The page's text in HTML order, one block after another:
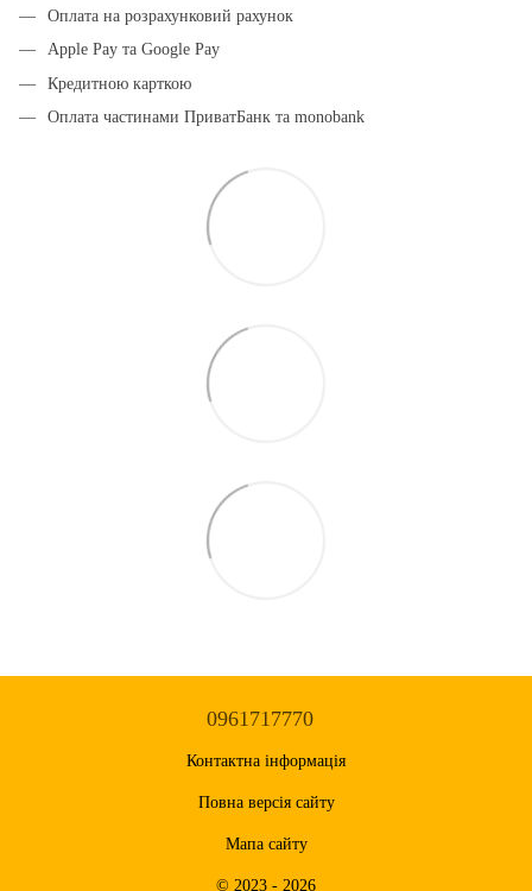
Оплата на розрахунковий рахунок
Apple Pay та Google Pay
Кредитною карткою
Оплата частинами ПриватБанк та monobank
0961717770
Контактна інформація
Повна версія сайту
Мапа сайту
© 2023 - 2026